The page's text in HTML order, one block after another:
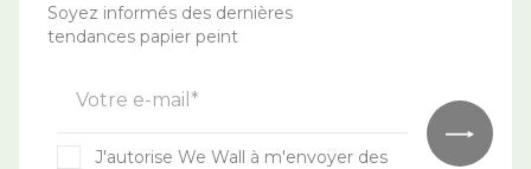
Soyez informés des dernières
tendances papier peint
Votre e-mail*
J'autorise We Wall à m'envoyer des